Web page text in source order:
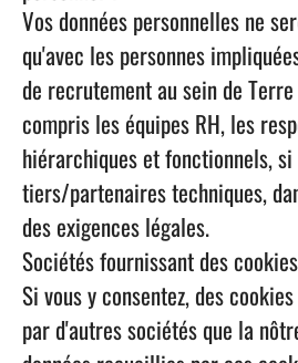
Vos données personnelles ne
qu'avec les personnes
de recrutement au sein de
compris les équipes RH, les
hiérarchiques et fonctionnels,
tiers/partenaires techniques,
des exigences légales.
Sociétés fournissant des
Si vous y consentez, des
par d'autres sociétés que la